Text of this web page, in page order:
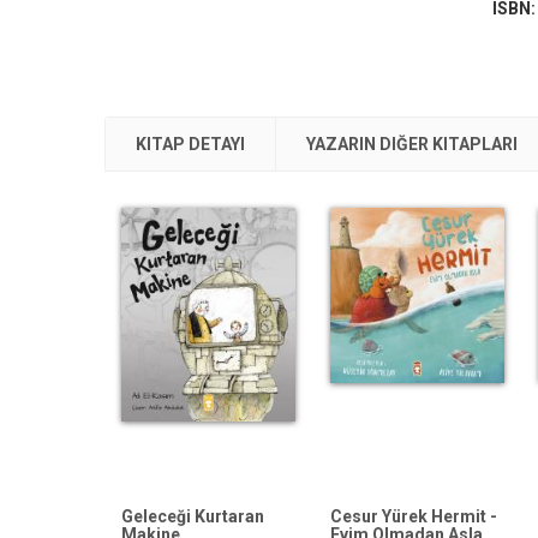
ISBN:
KITAP DETAYI YAZARIN DIĞER KITAPLARI
Geleceği Kurtaran
Cesur Yürek Hermit -